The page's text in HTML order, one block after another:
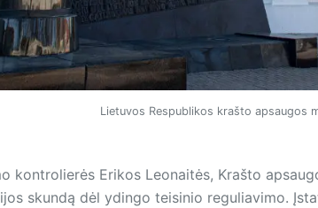
Lietuvos Respublikos krašto apsaugos
kontrolierės Erikos Leonaitės, Krašto
skundą dėl ydingo teisinio reguliavimo.